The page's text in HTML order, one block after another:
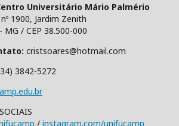
Universitário Mário Palmério
1900, Jardim Zenith
/ CEP 38.500-000
cristsoares@hotmail.com
3842-5272
/ instagram.com/unifucamp